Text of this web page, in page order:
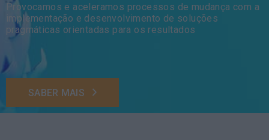
Provocamos e aceleramos processos de mudança com a
implementação e desenvolvimento de soluções
pragmáticas orientadas para os resultados
SABER MAIS